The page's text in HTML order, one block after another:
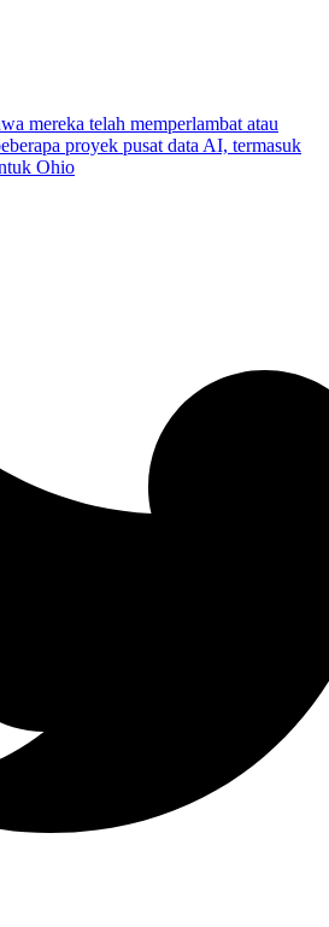
mereka telah memperlambat atau
proyek pusat data AI, termasuk
Ohio